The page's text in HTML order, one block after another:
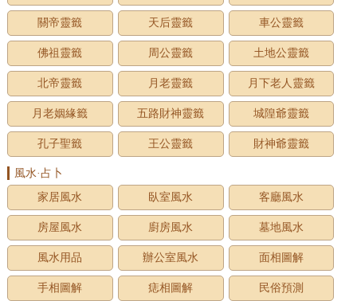
關帝靈籤 天后靈籤 車公靈籤
佛祖靈籤 周公靈籤 土地公靈籤
北帝靈籤 月老靈籤 月下老人靈籤
月老姻緣籤 五路財神靈籤 城隍爺靈籤
孔子聖籤 王公靈籤 財神爺靈籤
風水·占卜
家居風水
臥室風水 客廳風水
房屋風水 廚房風水 墓地風水
風水用品 辦公室風水 面相圖解
手相圖解 痣相圖解 民俗預測